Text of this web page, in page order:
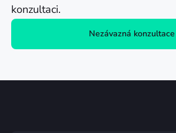
konzultaci.
Nezávazná konzultace